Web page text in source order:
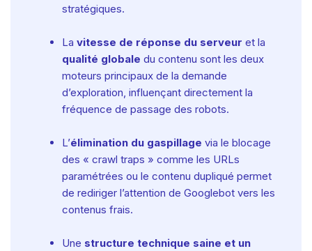
stratégiques.
La vitesse de réponse du serveur et la
qualité globale du contenu sont les deux
moteurs principaux de la demande
d’exploration, influençant directement la
fréquence de passage des robots.
L’élimination du gaspillage via le blocage
des « crawl traps » comme les URLs
paramétrées ou le contenu dupliqué permet
de rediriger l’attention de Googlebot vers les
contenus frais.
Une structure technique saine et un